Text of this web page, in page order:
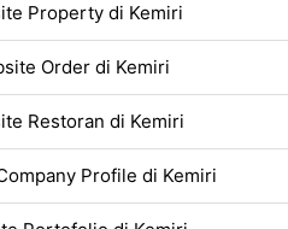
Property di Kemiri
Order di Kemiri
Restoran di Kemiri
Profile di Kemiri